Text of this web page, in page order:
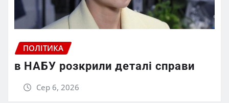
ПОЛІТИКА
в НАБУ розкрили деталі справи
Сер 6, 2026